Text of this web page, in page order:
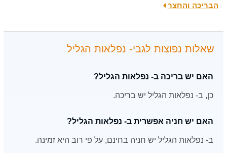
הבריכה והחצר
שאלות נפוצות לגבי- נפלאות הגליל
האם יש בריכה ב- נפלאות הגליל?
כן, ב- נפלאות הגליל יש בריכה.
האם יש חניה אפשרית ב- נפלאות הגליל?
ב- נפלאות הגליל יש חניה בחינם, על פי רוב היא זמינה.